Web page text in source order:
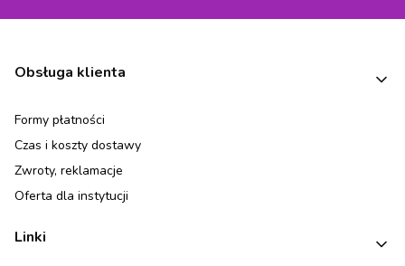
Linki w stopce
Obsługa klienta
Formy płatności
Czas i koszty dostawy
Zwroty, reklamacje
Oferta dla instytucji
Linki